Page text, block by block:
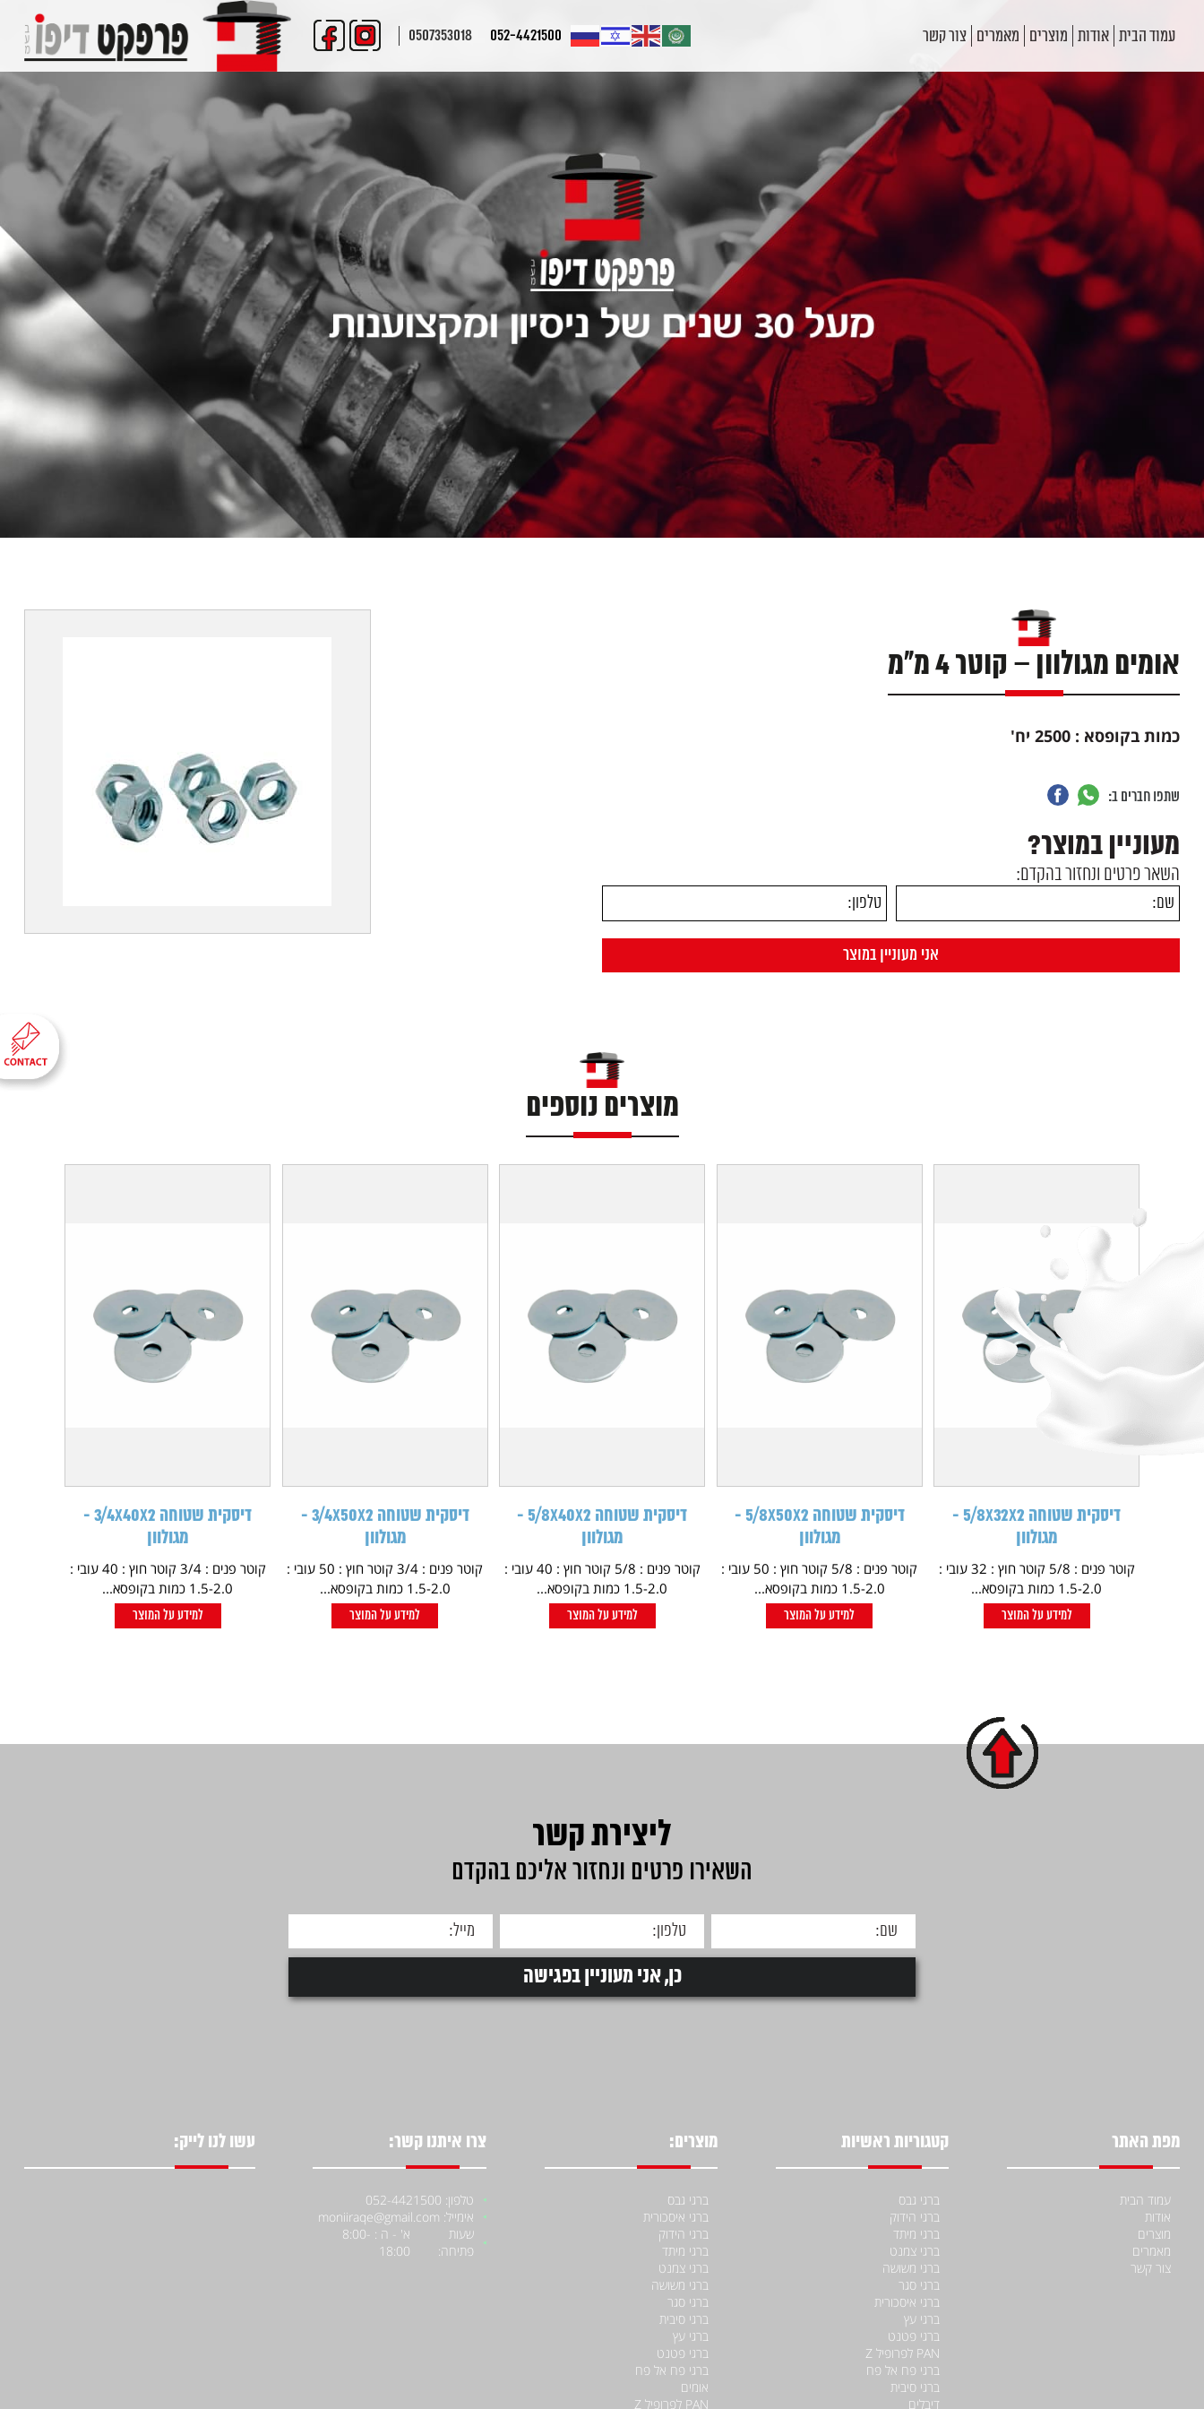
עמוד הבית אודות מוצרים מאמרים צור קשר 052-4421500
0507353018
אומים מגולוון – קוטר 4 מ"מ
כמות בקופסא : 2500 יח '
שתפו חברים ב:
מעוניין במוצר?
השאר פרטים ונחזור בהקדם:
מוצרים נוספים
דיסקית שטוחה 5/8X32X2 -
מגולוון
קוטר פנים : 5/8 קוטר חוץ : 32 עובי :
1.5-2.0 כמות בקופסא...
למידע על המוצר
דיסקית שטוחה 5/8X50X2 -
מגולוון
קוטר פנים : 5/8 קוטר חוץ : 50 עובי :
1.5-2.0 כמות בקופסא...
למידע על המוצר
דיסקית שטוחה 5/8X40X2 -
מגולוון
קוטר פנים : 5/8 קוטר חוץ : 40 עובי :
1.5-2.0 כמות בקופסא...
למידע על המוצר
דיסקית שטוחה 3/4X50X2 -
מגולוון
קוטר פנים : 3/4 קוטר חוץ : 50 עובי :
1.5-2.0 כמות בקופסא...
למידע על המוצר
דיסקית שטוחה 3/4X40X2 -
מגולוון
קוטר פנים : 3/4 קוטר חוץ : 40 עובי :
1.5-2.0 כמות בקופסא...
למידע על המוצר
ליצירת קשר
השאירו פרטים ונחזור אליכם בהקדם
מפת האתר
עמוד הבית
אודות
מוצרים
מאמרים
צור קשר
קטגוריות ראשיות
ברגי גבס
ברגי הידוק
ברגי מיתד
ברגי צמנט
ברגי משושה
ברגי סגר
ברגי איסכורית
ברגי עץ
ברגי פטנט
PAN לפרופיל Z
ברגי פח אל פח
ברגי סיבית
דיבלים
מוצרים:
ברגי גבס
ברגי איסכורית
ברגי הידוק
ברגי מיתד
ברגי צמנט
ברגי משושה
ברגי סגר
ברגי סיבית
ברגי עץ
ברגי פטנט
ברגי פח אל פח
אומים
PAN לפרופיל Z
צרו איתנו קשר:
טלפון: 052-4421500
אימייל: moniiraqe@gmail.com
שעות
פתיחה:
א' - ה : 8:00-
18:00
עשו לנו לייק: